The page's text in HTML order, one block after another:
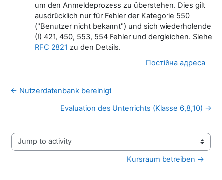
um den Anmeldeprozess zu überstehen. Dies gilt
ausdrücklich nur für Fehler der Kategorie 550
("Benutzer nicht bekannt") und sich wiederholende
(!) 421, 450, 553, 554 Fehler und dergleichen. Siehe
RFC 2821 zu den Details.
Постійна адреса
← Nutzerdatenbank bereinigt
Evaluation des Unterrichts (Klasse 6,8,10) →
Jump to activity
Kursraum betreiben →